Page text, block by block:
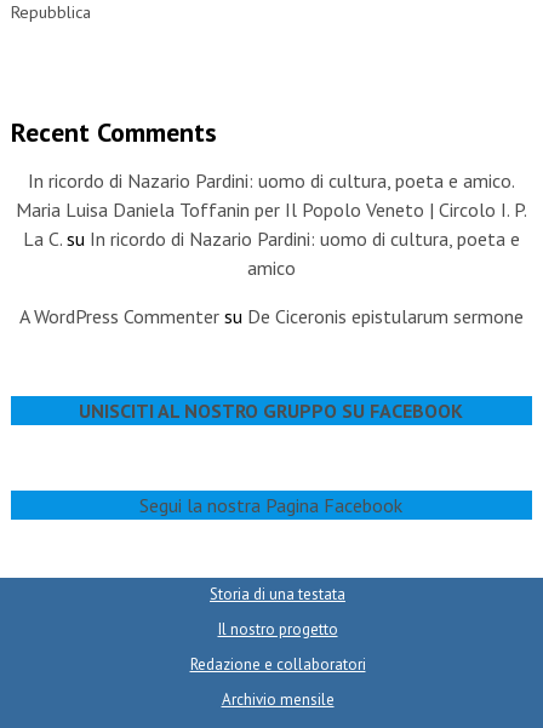
Repubblica
Recent Comments
In ricordo di Nazario Pardini: uomo di cultura, poeta e amico.
Maria Luisa Daniela Toffanin per Il Popolo Veneto | Circolo I. P.
La C.su In ricordo di Nazario Pardini: uomo di cultura, poeta e
amico
A WordPress Commentersu De Ciceronis epistularum sermone
UNISCITI AL NOSTRO GRUPPO SU FACEBOOK
Segui la nostra Pagina Facebook
Storia di una testata
Il nostro progetto
Redazione e collaboratori
Archivio mensile